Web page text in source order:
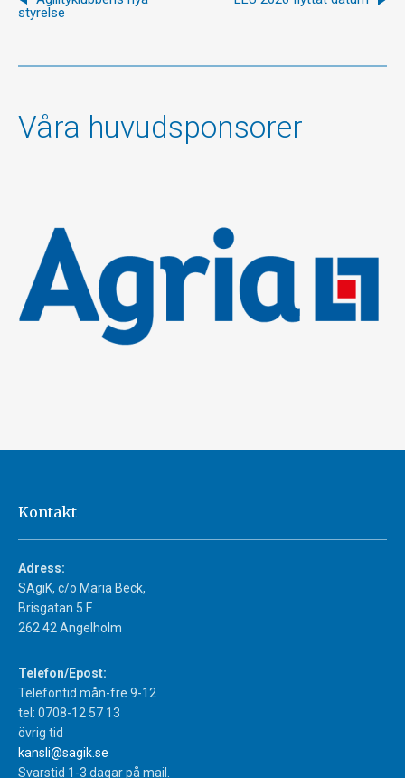
styrelse
Våra huvudsponsorer
Kontakt
Adress:
SAgiK, c/o Maria Beck,
Brisgatan 5 F
262 42 Ängelholm
Telefon/Epost:
Telefontid mån-fre 9-12
tel: 0708-12 57 13
övrig tid
kansli@sagik.se
Svarstid 1-3 dagar på mail.